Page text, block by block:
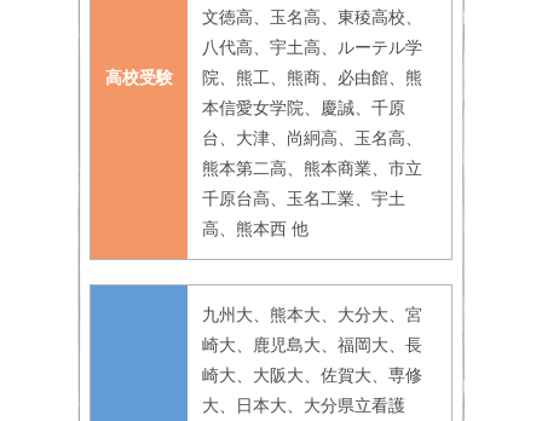
高校受験
文徳高、玉名高、東稜高校、
八代高、宇土高、ルーテル学
院、熊工、熊商、必由館、熊
本信愛女学院、慶誠、千原
台、大津、尚絅高、玉名高、
熊本第二高、熊本商業、市立
千原台高、玉名工業、宇土
高、熊本西 他
九州大、熊本大、大分大、宮
崎大、鹿児島大、福岡大、長
崎大、大阪大、佐賀大、専修
大、日本大、大分県立看護